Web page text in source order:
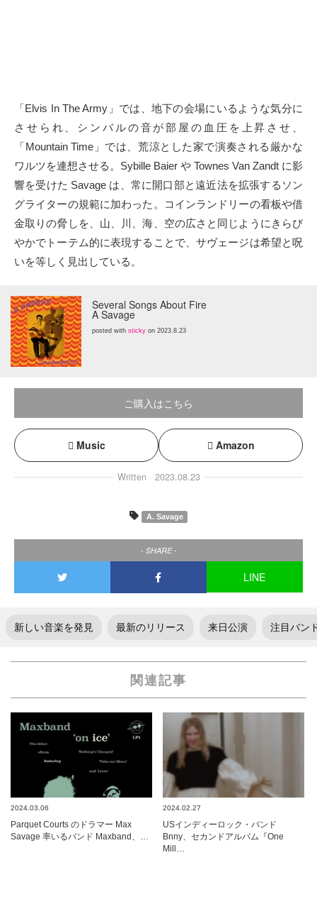
「Elvis In The Army」では、地下の会場にいるような気分に
させられ、シンバルの音が部屋の血圧を上昇させ、
「Mountain Time」では、荒涼とした家で演奏される厳かな
ワルツを連想させる。Sybille Baier や Townes Van Zandt に影
響を受けた Savage は、常に開口部と遠近法を拡張するソン
グライターの規範に加わった。コインランドリーの看板や借
金取りの脅しを、山、川、海、空の広さと同じようにきらび
やかでトーテム的に表現することで、サヴェージは希望と呪
いを等しく見出している。
Several Songs About Fire
A Savage
posted with sticky on 2023.8.23
ご購入はこちら
Music Amazon
Written 2023.08.23
A. Savage
- SHARE -
LINE
新しい音楽を発見 最新のリリース 来日公演 注目バン
関連記事
2024.03.06
Parquet Courts のドラマー Max
Savage 率いるバンド Maxband、…
2024.02.27
USインディーロック・バンド
Bnny、セカンドアルバム『One
Mill…